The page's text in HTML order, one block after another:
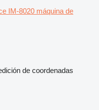
IM-8020 máquina de
de coordenadas